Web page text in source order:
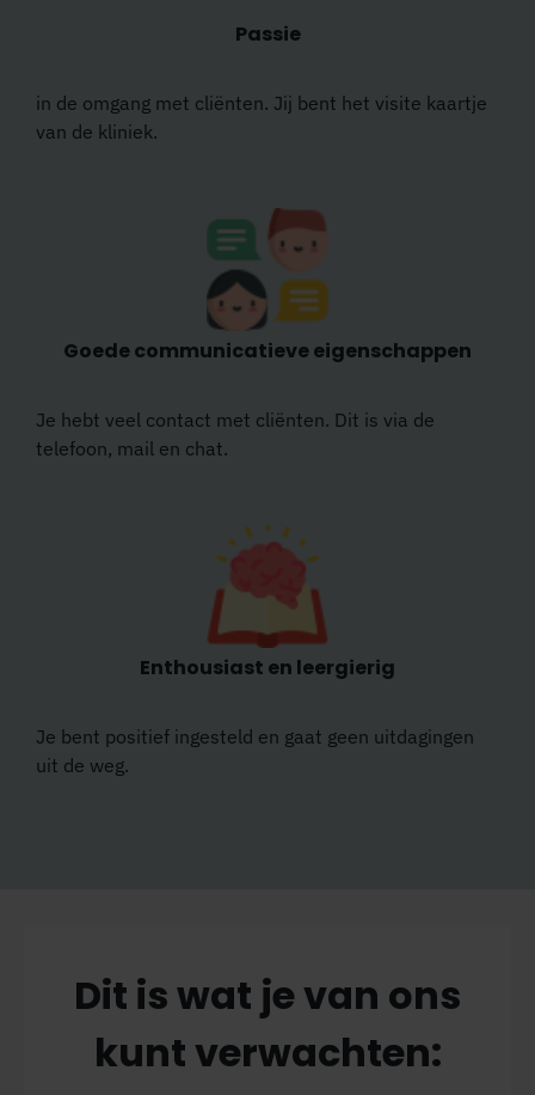
Passie
in de omgang met cliënten. Jij bent het visite kaartje
van de kliniek.
Goede communicatieve eigenschappen
Je hebt veel contact met cliënten. Dit is via de
telefoon, mail en chat.
Enthousiast en leergierig
Je bent positief ingesteld en gaat geen uitdagingen
uit de weg.
Dit is wat je van ons
kunt verwachten: